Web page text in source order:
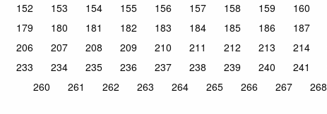
152
153 154 155 156 157 158 159 160
179
180 181 182 183 184 185 186 187
206
207 208 209 210 211 212 213 214
233
234 235 236 237 238 239 240 241
260
261 262 263 264 265 266 267 268